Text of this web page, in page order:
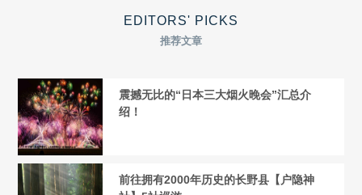
EDITORS' PICKS
推荐文章
震撼无比的“日本三大烟火晚会”汇总介
绍！
前往拥有2000年历史的长野县【户隐神